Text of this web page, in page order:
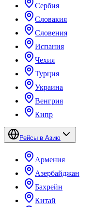
Сербия
Словакия
Словения
Испания
Чехия
Турция
Украина
Венгрия
Кипр
Рейсы в Азию
Армения
Азербайджан
Бахрейн
Китай